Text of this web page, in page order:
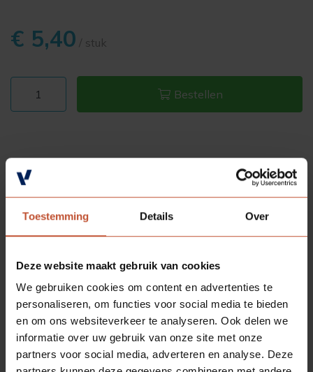
Toestemming Details Over
Deze website maakt gebruik van cookies
We gebruiken cookies om content en advertenties te
personaliseren, om functies voor social media te bieden
en om ons websiteverkeer te analyseren. Ook delen we
informatie over uw gebruik van onze site met onze
partners voor social media, adverteren en analyse. Deze
€ 5,40 / stuk
Bestellen